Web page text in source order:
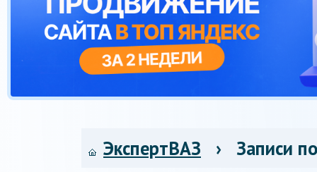
ЭкспертВАЗ › Записи